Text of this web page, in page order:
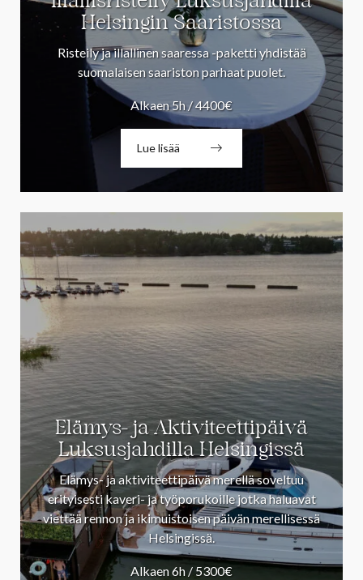
Helsingin Saaristossa
Risteily ja illallinen saaressa -paketti yhdistää
suomalaisen saariston parhaat puolet.
Alkaen 5h / 4400€
Lue lisää
Elämys- ja Aktiviteettipäivä
Luksusjahdilla Helsingissä
Elämys- ja aktiviteettipäivä merellä soveltuu
erityisesti kaveri- ja työporukoille jotka haluavat
viettää rennon ja ikimuistoisen päivän merellisessä
Helsingissä.
Alkaen 6h / 5300€